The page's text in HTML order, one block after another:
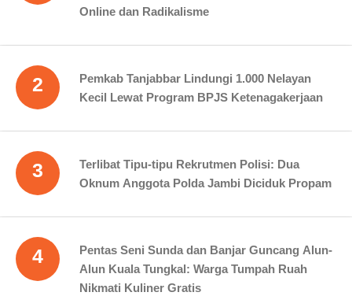
Online dan Radikalisme
2
Pemkab Tanjabbar Lindungi 1.000 Nelayan
Kecil Lewat Program BPJS Ketenagakerjaan
3
Terlibat Tipu-tipu Rekrutmen Polisi: Dua
Oknum Anggota Polda Jambi Diciduk Propam
4
Pentas Seni Sunda dan Banjar Guncang Alun-
Alun Kuala Tungkal: Warga Tumpah Ruah
Nikmati Kuliner Gratis